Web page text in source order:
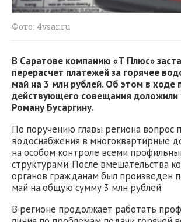
Фото: 4vsar.ru
В Саратове компанию «Т Плюс»
перерасчет платежей за горячее
май на 3 млн рублей. Об этом в ходе
действующего совещания доложили
Роману Бусаргину.
По поручению главы региона вопрос
водоснабжения в многоквартирные
на особом контроле всеми
структурами. После вмешательства
органов гражданам был произведен
май на общую сумму 3 млн рублей.
В регионе продолжает работать